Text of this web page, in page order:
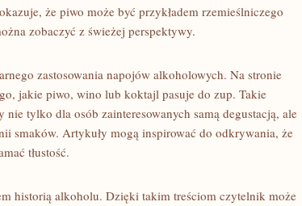
że piwo może być przykładem rzemieślniczego
zobaczyć z świeżej perspektywy.
zastosowania napojów alkoholowych. Na stronie
jakie piwo, wino lub koktajl pasuje do zup. Takie
tylko dla osób zainteresowanych samą degustacją, ale
smaków. Artykuły mogą inspirować do odkrywania, że
tłustość.
historią alkoholu. Dzięki takim treściom czytelnik może